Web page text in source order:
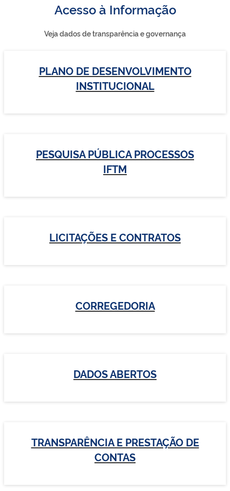
Acesso à Informação
Veja dados de transparência e governança
PLANO DE DESENVOLVIMENTO
INSTITUCIONAL
PESQUISA PÚBLICA PROCESSOS
IFTM
LICITAÇÕES E CONTRATOS
CORREGEDORIA
DADOS ABERTOS
TRANSPARÊNCIA E PRESTAÇÃO DE
CONTAS